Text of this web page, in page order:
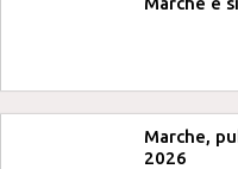
Marche,
2026